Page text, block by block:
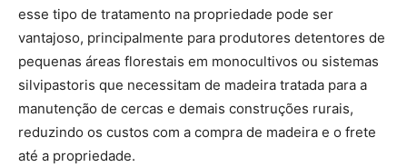
esse tipo de tratamento na propriedade pode ser
vantajoso, principalmente para produtores detentores de
pequenas áreas florestais em monocultivos ou sistemas
silvipastoris que necessitam de madeira tratada para a
manutenção de cercas e demais construções rurais,
reduzindo os custos com a compra de madeira e o frete
até a propriedade.